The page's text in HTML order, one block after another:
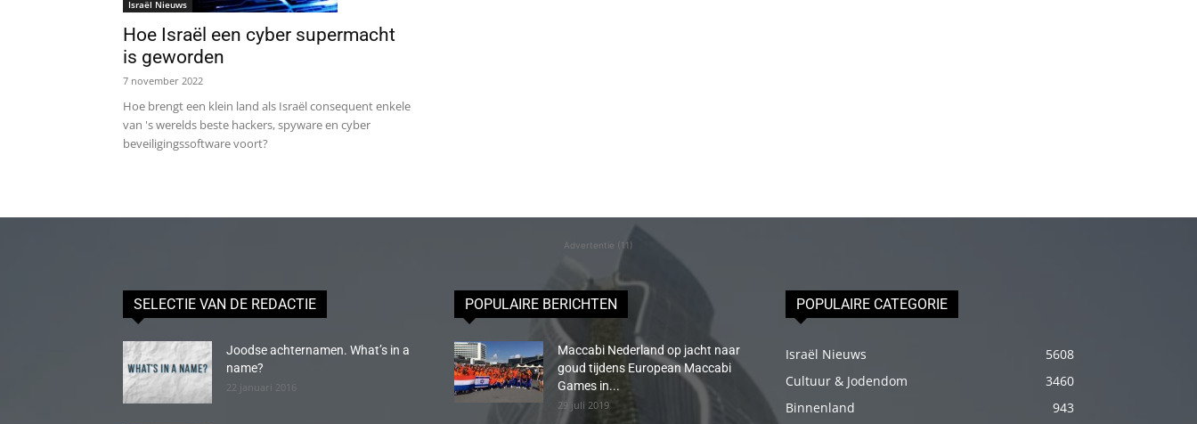
onun
başladım
Israël Nieuws
Hoe Israël een cyber supermacht
is geworden
7 november 2022
Hoe brengt een klein land als Israël consequent enkele
van 's werelds beste hackers, spyware en cyber
beveiligingssoftware voort?
Advertentie (11)
SELECTIE VAN DE REDACTIE
Joodse achternamen. What’s in a
name?
22 januari 2016
POPULAIRE BERICHTEN
Maccabi Nederland op jacht naar
goud tijdens European Maccabi
Games in...
29 juli 2019
POPULAIRE CATEGORIE
Israël Nieuws
5608
Cultuur & Jodendom
3460
Binnenland
943